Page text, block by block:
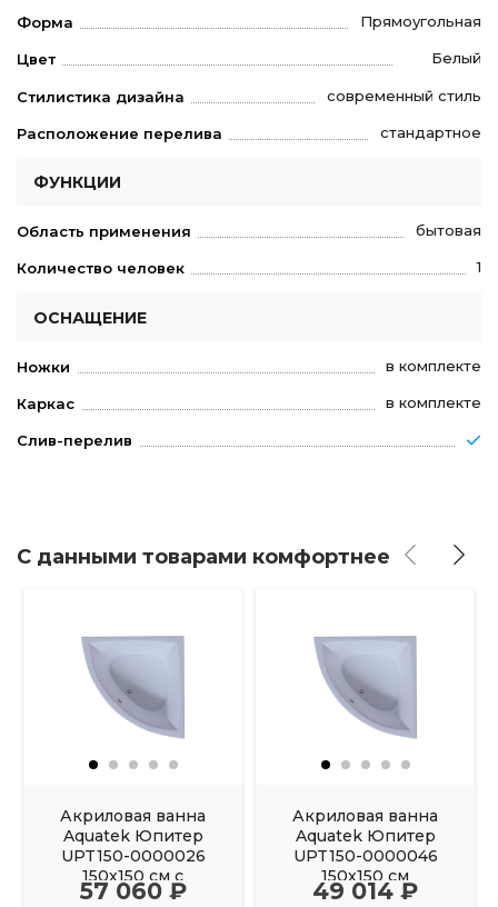
Форма Прямоугольная
Цвет Белый
Стилистика дизайна современный стиль
Расположение перелива стандартное
ФУНКЦИИ
Область применения бытовая
Количество человек 1
ОСНАЩЕНИЕ
Ножки в комплекте
Каркас в комплекте
Слив-перелив
С данными товарами комфортнее
Акриловая ванна
Aquatek Юпитер
UPT150-0000026
150х150 см с
фронтальным
57 060 ₽
Акриловая ванна
Aquatek Юпитер
UPT150-0000046
150х150 см
49 014 ₽